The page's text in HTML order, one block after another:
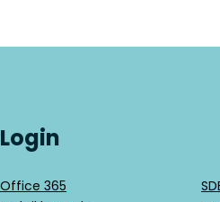
Login
Office 365